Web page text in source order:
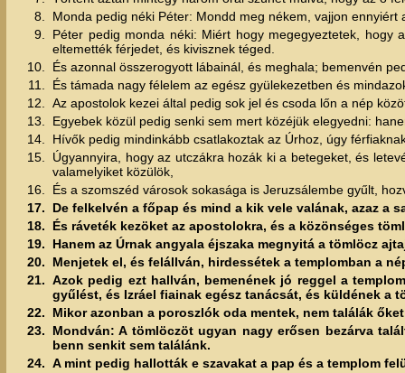
8.
Monda pedig néki Péter: Mondd meg nékem, vajjon
9.
Péter pedig monda néki: Miért hogy megegyeztetek,
eltemették férjedet, és kivisznek téged.
10.
És azonnal összerogyott lábainál, és meghala; bemenvén
11.
És támada nagy félelem az egész gyülekezetben és
12.
Az apostolok kezei által pedig sok jel és csoda lőn a nép
13.
Egyebek közül pedig senki sem mert közéjük elegyedni:
14.
Hívők pedig mindinkább csatlakoztak az Úrhoz, úgy
15.
Úgyannyira, hogy az utczákra hozák ki a betegeket, és
valamelyiket közülök,
16.
És a szomszéd városok sokasága is Jeruzsálembe gyűlt,
17.
De felkelvén a főpap és mind a kik vele valának, azaz a
18.
És ráveték kezöket az apostolokra, és a közönséges
19.
Hanem az Úrnak angyala éjszaka megnyitá a tömlöcz
20.
Menjetek el, és felállván, hirdessétek a templomban a
21. Azok pedig ezt hallván, bemenének jó reggel a
gyűlést, és Izráel fiainak egész tanácsát, és küldének a
22.
Mikor azonban a poroszlók oda mentek, nem találák
23.
Mondván: A tömlöczöt ugyan nagy erősen bezárva
benn senkit sem találánk.
24. A mint pedig hallották e szavakat a pap és a templom